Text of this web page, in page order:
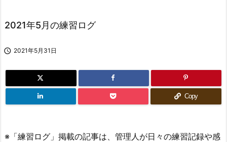
2021年5月の練習ログ
 2021年5月31日
Copy
※「練習ログ」掲載の記事は、管理人が日々の練習記録や感